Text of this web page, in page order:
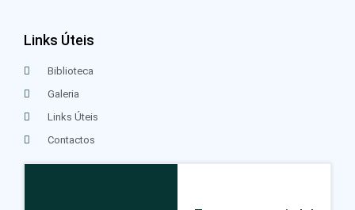
Links Úteis
Biblioteca
Galeria
Links Úteis
Contactos